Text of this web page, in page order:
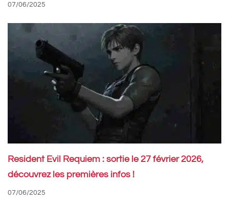
07/06/2025
Resident Evil Requiem : sortie le 27 février 2026,
découvrez les premières infos !
07/06/2025